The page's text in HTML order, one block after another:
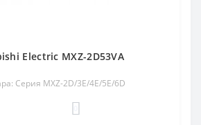
Electric MXZ-2D53VA
Серия MXZ-2D/3E/4E/5E/6D